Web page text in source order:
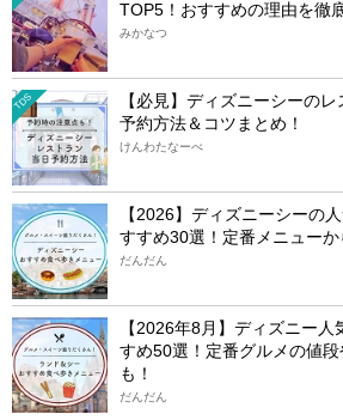
TOP5！おすすめの理由を徹
みかなつ
TDS
【必見】ディズニーシーの
予約方法＆コツまとめ！
けんわたなーべ
【2026】ディズニーシーの
すすめ30選！定番メニューか
だんだん
【2026年8月】ディズニー
すめ50選！定番グルメの値
も！
だんだん